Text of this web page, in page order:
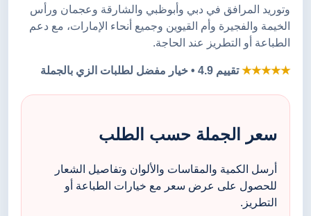
وتوريد المرافق في دبي وأبوظبي والشارقة وعجمان ورأس
الخيمة والفجيرة وأم القيوين وجميع أنحاء الإمارات، مع دعم
الطباعة أو التطريز عند الحاجة.
★★★★★تقييم 4.9 • خيار مفضل لطلبات الزي بالجملة
سعر الجملة حسب الطلب
أرسل الكمية والمقاسات والألوان وتفاصيل الشعار
للحصول على عرض سعر مع خيارات الطباعة أو
التطريز.